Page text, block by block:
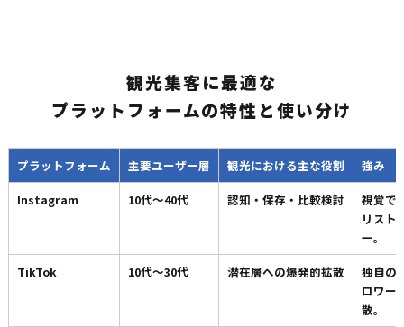
観光集客に最適な
プラットフォームの特性と使い分け
プラットフォーム 主要ユーザー層 観光における主な役割
強み
Instagram
10代〜40代 認知・保存・比較検討
視覚で
リスト
一。
TikTok
10代〜30代 潜在層への爆発的拡散
独自の
ロワー
散。